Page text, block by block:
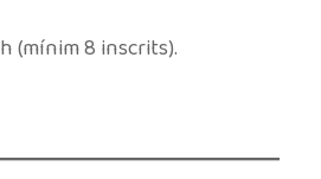
(mínim 8 inscrits).